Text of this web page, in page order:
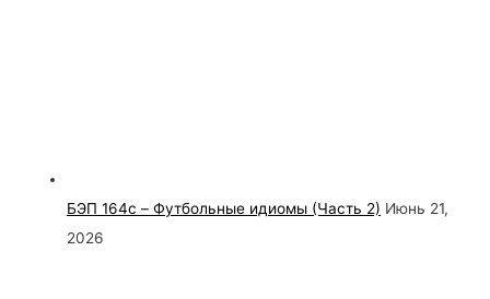
БЭП 164c – Футбольные идиомы (Часть 2) Июнь 21,
2026